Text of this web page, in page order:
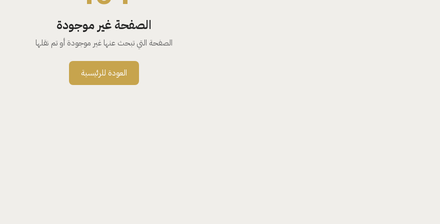
الصفحة غير موجودة
الصفحة التي تبحث عنها غير موجودة أو تم نقلها
العودة للرئيسية